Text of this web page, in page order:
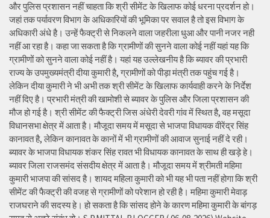
और पुलिस प्रशासन नहीं चाहता कि श्री सीमेंट के खिलाफ कोई धरना प्रदर्शन हो।
जहां तक पर्यावरण विभाग के अधिकारियों की भूमिका पर सवाल है तो इस विभाग के
अधिकारी अंधे है। उन्हें फैक्ट्री से निकलने वाला जहरीला धुआ और पानी नजर नही
नहीं आ रहा है। कहा जा सकता है कि ग्रामीणों की सुनने वाला कोई नहीं यहां यह कि
ग्रामीणों को सुनने वाला कोई नहीं है। यहां यह उल्लेखनीय है कि ब्यावर की प्रभारी
राज्य के उपमुख्यमंत्री दीया कुमारी है, ग्रामीणों को पीड़ा मंत्री तक पहुंच गई है।
लेकिन दीया कुमारी ने भी अभी तक श्री सीमेंट के खिलाफ कार्यवाही करने के निर्देश
नहीं दिए है। प्रभारी मंत्री की खामोशी से ब्यावर के पुलिस और जिला प्रशासन की
मौज हो गई है। श्री सीमेंट की फैक्ट्री जिस अंधेरी देवरी गांव में स्थित है, वह मसूदा
विधानसभा क्षेत्र में आता है। मौजूदा समय में मसूदा से भाजपा विधायक वीरेंद्र सिंह
कानावत है, लेकिन कानावत के कानों में भी ग्रामीणों की आवाज सुनाई नहीं दे रही।
ब्यावर के भाजपा विधायक शंकर सिंह रावत भी विधायक कानावत के साथ ही खड़े हे।
ब्यावर जिला राजसमंद संसदीय क्षेत्र में आता है। मौजूदा समय में श्रीमती महिमा
कुमारी भाजपा की सांसद है। शायद महिला कुमारी को भी यह भी पता नहीं होगा कि श्री
सीमेंट की फैक्ट्री की वजह से ग्रामीणों को परेशान हो रही है। महिमा कुमारी मेवाड़
राजघराने की सदस्य हे। हो सकता है कि सांसद होने के कारण महिमा कुमारी के बांगड़